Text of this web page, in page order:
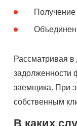
Рассматривая в
задолженности
заемщика. При
собственным
В каких